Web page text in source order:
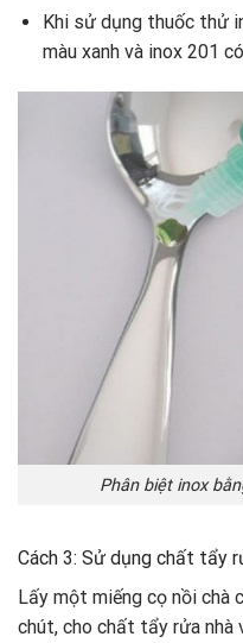
Khi sử dụng thuốc thử
màu xanh và inox 201
Phân biệt inox
Cách 3: Sử dụng chất tẩy
Lấy một miếng cọ nồi chà
chút, cho chất tẩy rửa nhà